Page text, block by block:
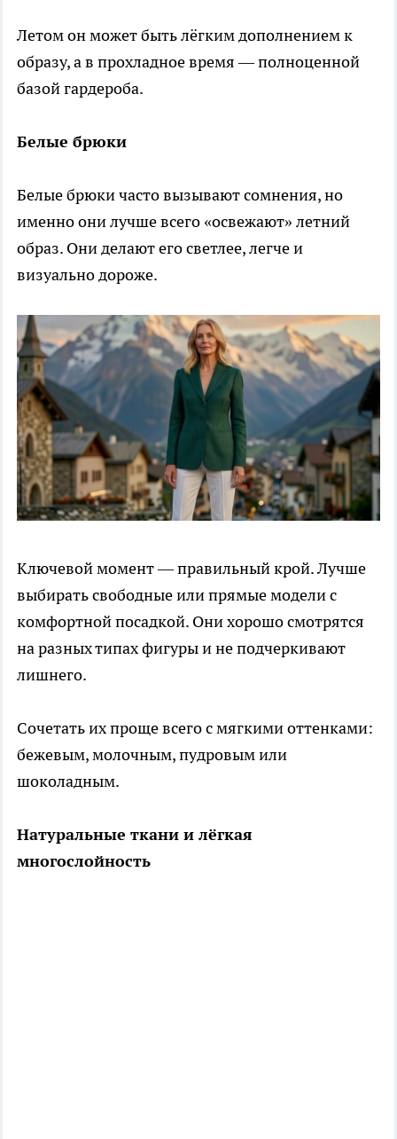
Летом он может быть лёгким дополнением к
образу, а в прохладное время — полноценной
базой гардероба.
Белые брюки
Белые брюки часто вызывают сомнения, но
именно они лучше всего «освежают» летний
образ. Они делают его светлее, легче и
визуально дороже.
Ключевой момент — правильный крой. Лучше
выбирать свободные или прямые модели с
комфортной посадкой. Они хорошо смотрятся
на разных типах фигуры и не подчеркивают
лишнего.
Сочетать их проще всего с мягкими оттенками:
бежевым, молочным, пудровым или
шоколадным.
Натуральные ткани и лёгкая
многослойность